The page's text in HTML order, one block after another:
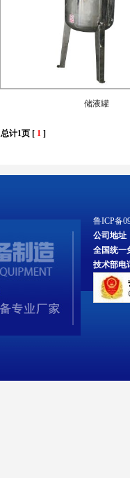
储液罐
总计1页 [ 1 ]
鲁ICP备
公司地址
全国统一
技术部电